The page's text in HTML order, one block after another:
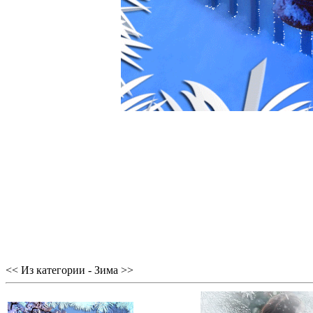
<< Из категории - Зима >>